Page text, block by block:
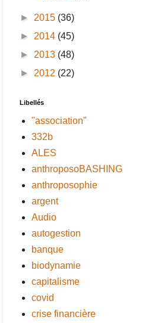
► 2015 (36)
► 2014 (45)
► 2013 (48)
► 2012 (22)
Libellés
"association"
332b
ALES
anthroposoBASHING
anthroposophie
argent
Audio
autogestion
banque
biodynamie
capitalisme
covid
crise financière